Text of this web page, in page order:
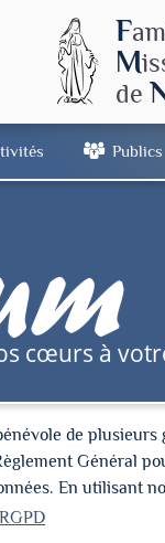
F
M
de
Publics
cœurs à
de
Général
En utilisant